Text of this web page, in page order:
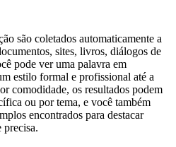
são coletados automaticamente a
sites, livros, diálogos de
pode ver uma palavra em
estilo formal e profissional até a
comodidade, os resultados podem
ou por tema, e você também
encontrados para destacar
precisa.